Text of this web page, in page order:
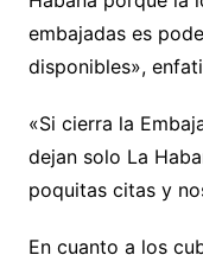
embajadas es
disponibles»,
«Si cierra la
dejan solo La
poquitas citas y
En cuanto a los